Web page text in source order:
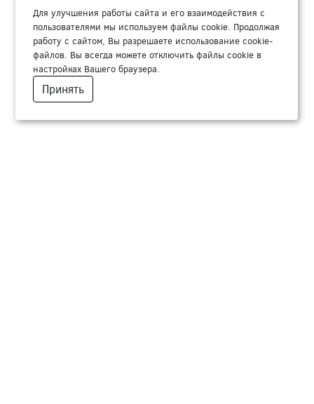
Для улучшения работы сайта и его взаимодействия с
пользователями мы используем файлы cookie. Продолжая
работу с сайтом, Вы разрешаете использование cookie-
файлов. Вы всегда можете отключить файлы cookie в
настройках Вашего браузера.
Принять